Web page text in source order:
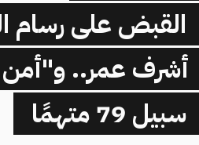
القبض على رسام
أشرف عمر.. و"أمن
سبيل 79 متهمًا